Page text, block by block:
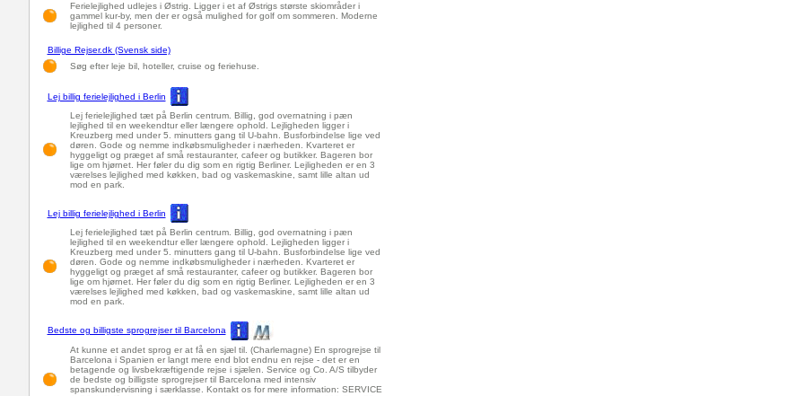
Ferielejlighed udlejes i Østrig. Ligger i et af Østrigs største skiområder i
gammel kur-by, men der er også mulighed for golf om sommeren. Moderne
lejlighed til 4 personer.
Billige Rejser.dk (Svensk side)
Søg efter leje bil, hoteller, cruise og feriehuse.
Lej billig ferielejlighed i Berlin
Lej ferielejlighed tæt på Berlin centrum. Billig, god overnatning i pæn
lejlighed til en weekendtur eller længere ophold. Lejligheden ligger i
Kreuzberg med under 5. minutters gang til U-bahn. Busforbindelse lige ved
døren. Gode og nemme indkøbsmuligheder i nærheden. Kvarteret er
hyggeligt og præget af små restauranter, cafeer og butikker. Bageren bor
lige om hjørnet. Her føler du dig som en rigtig Berliner. Lejligheden er en 3
værelses lejlighed med køkken, bad og vaskemaskine, samt lille altan ud
mod en park.
Lej billig ferielejlighed i Berlin
Lej ferielejlighed tæt på Berlin centrum. Billig, god overnatning i pæn
lejlighed til en weekendtur eller længere ophold. Lejligheden ligger i
Kreuzberg med under 5. minutters gang til U-bahn. Busforbindelse lige ved
døren. Gode og nemme indkøbsmuligheder i nærheden. Kvarteret er
hyggeligt og præget af små restauranter, cafeer og butikker. Bageren bor
lige om hjørnet. Her føler du dig som en rigtig Berliner. Lejligheden er en 3
værelses lejlighed med køkken, bad og vaskemaskine, samt lille altan ud
mod en park.
Bedste og billigste sprogrejser til Barcelona
At kunne et andet sprog er at få en sjæl til. (Charlemagne) En sprogrejse til
Barcelona i Spanien er langt mere end blot endnu en rejse - det er en
betagende og livsbekræftigende rejse i sjælen. Service og Co. A/S tilbyder
de bedste og billigste sprogrejser til Barcelona med intensiv
spanskundervisning i særklasse. Kontakt os for mere information: SERVICE